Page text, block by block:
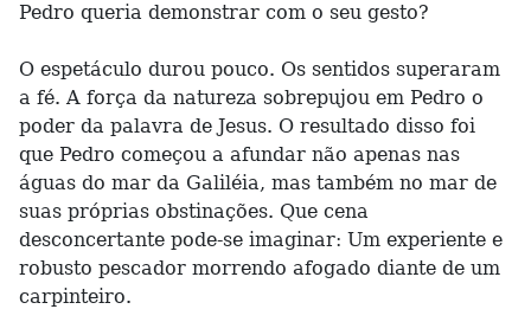
Pedro queria demonstrar com o seu gesto?
O espetáculo durou pouco. Os sentidos superaram
a fé. A força da natureza sobrepujou em Pedro o
poder da palavra de Jesus. O resultado disso foi
que Pedro começou a afundar não apenas nas
águas do mar da Galiléia, mas também no mar de
suas próprias obstinações. Que cena
desconcertante pode-se imaginar: Um experiente e
robusto pescador morrendo afogado diante de um
carpinteiro.